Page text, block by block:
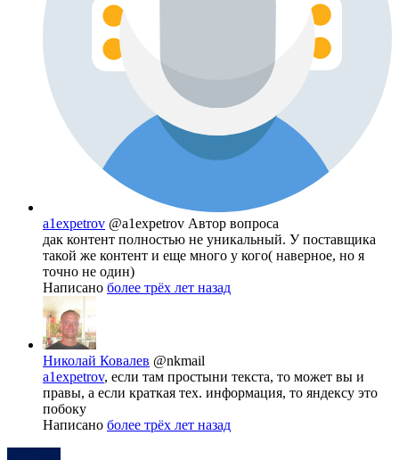
a1expetrov @a1expetrov Автор вопроса
дак контент полностью не уникальный. У поставщика
такой же контент и еще много у кого( наверное, но я
точно не один)
Написано более трёх лет назад
Николай Ковалев @nkmail
a1expetrov, если там простыни текста, то может вы и
правы, а если краткая тех. информация, то яндексу это
побоку
Написано более трёх лет назад